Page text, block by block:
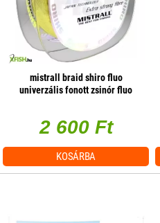
mistrall braid shiro fluo
univerzális fonott zsinór fluo
2 600 Ft
KOSÁRBA